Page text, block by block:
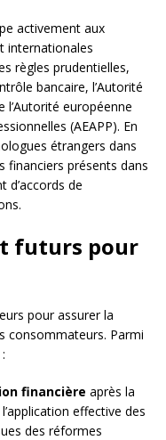
activement aux
internationales
règles prudentielles,
bancaire, l’Autorité
l’Autorité européenne
(AEAPP). En
étrangers dans
financiers présents dans
d’accords de
futurs pour
pour assurer la
consommateurs. Parmi
financière après la
effective des
des réformes